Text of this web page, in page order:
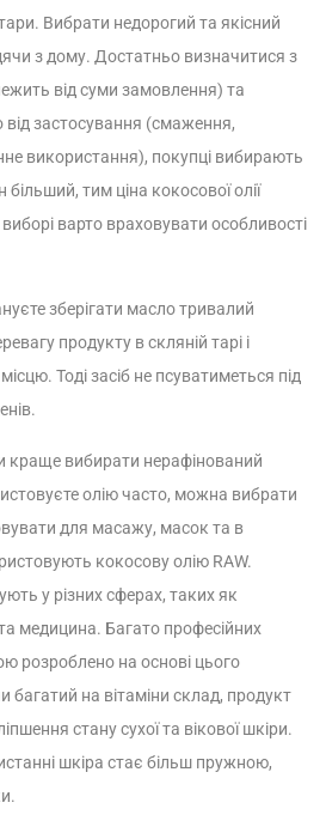
Вибрати недорогий та якісний
з дому. Достатньо визначитися з
від суми замовлення) та
застосування (смаження,
використання), покупці вибирають
більший, тим ціна кокосової олії
варто враховувати особливості
зберігати масло тривалий
продукту в скляній тарі і
Тоді засіб не псуватиметься під
вибирати нерафінований
олію часто, можна вибрати
для масажу, масок та в
кокосову олію RAW.
у різних сферах, таких як
медицина. Багато професійних
розроблено на основі цього
на вітаміни склад, продукт
стану сухої та вікової шкіри.
шкіра стає більш пружною,